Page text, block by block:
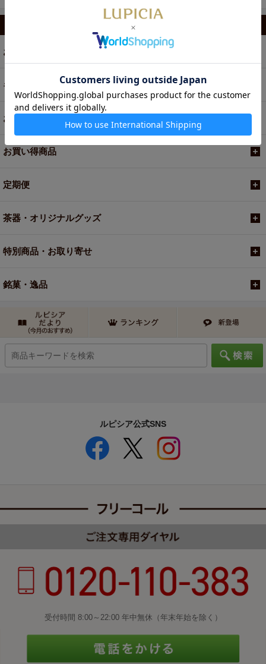
お茶
ギフト
お菓子・食品・飲料
お買い得商品
定期便
茶器・オリジナルグッズ
特別商品・お取り寄せ
銘菓・逸品
ルピシア公式SNS
受付時間 8:00～22:00 年中無休（年末年始を除く）